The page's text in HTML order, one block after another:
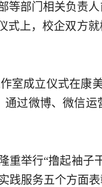
等部门相关负责
式上，校企双方
室成立仪式在康
过微博、微信
重举行“撸起袖
践服务五个方面